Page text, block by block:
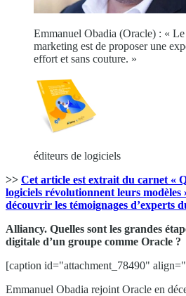
Emmanuel Obadia (Oracle) : «
marketing est de proposer une
effort et sans couture. »
éditeurs de logiciels
>> Cet article est extrait du carnet «
logiciels révolutionnent leurs modèles
découvrir les témoignages d’experts
Alliancy. Quelles sont les grandes
digitale d’un groupe comme Oracle ?
[caption id="attachment_78490"
Emmanuel Obadia rejoint Oracle en